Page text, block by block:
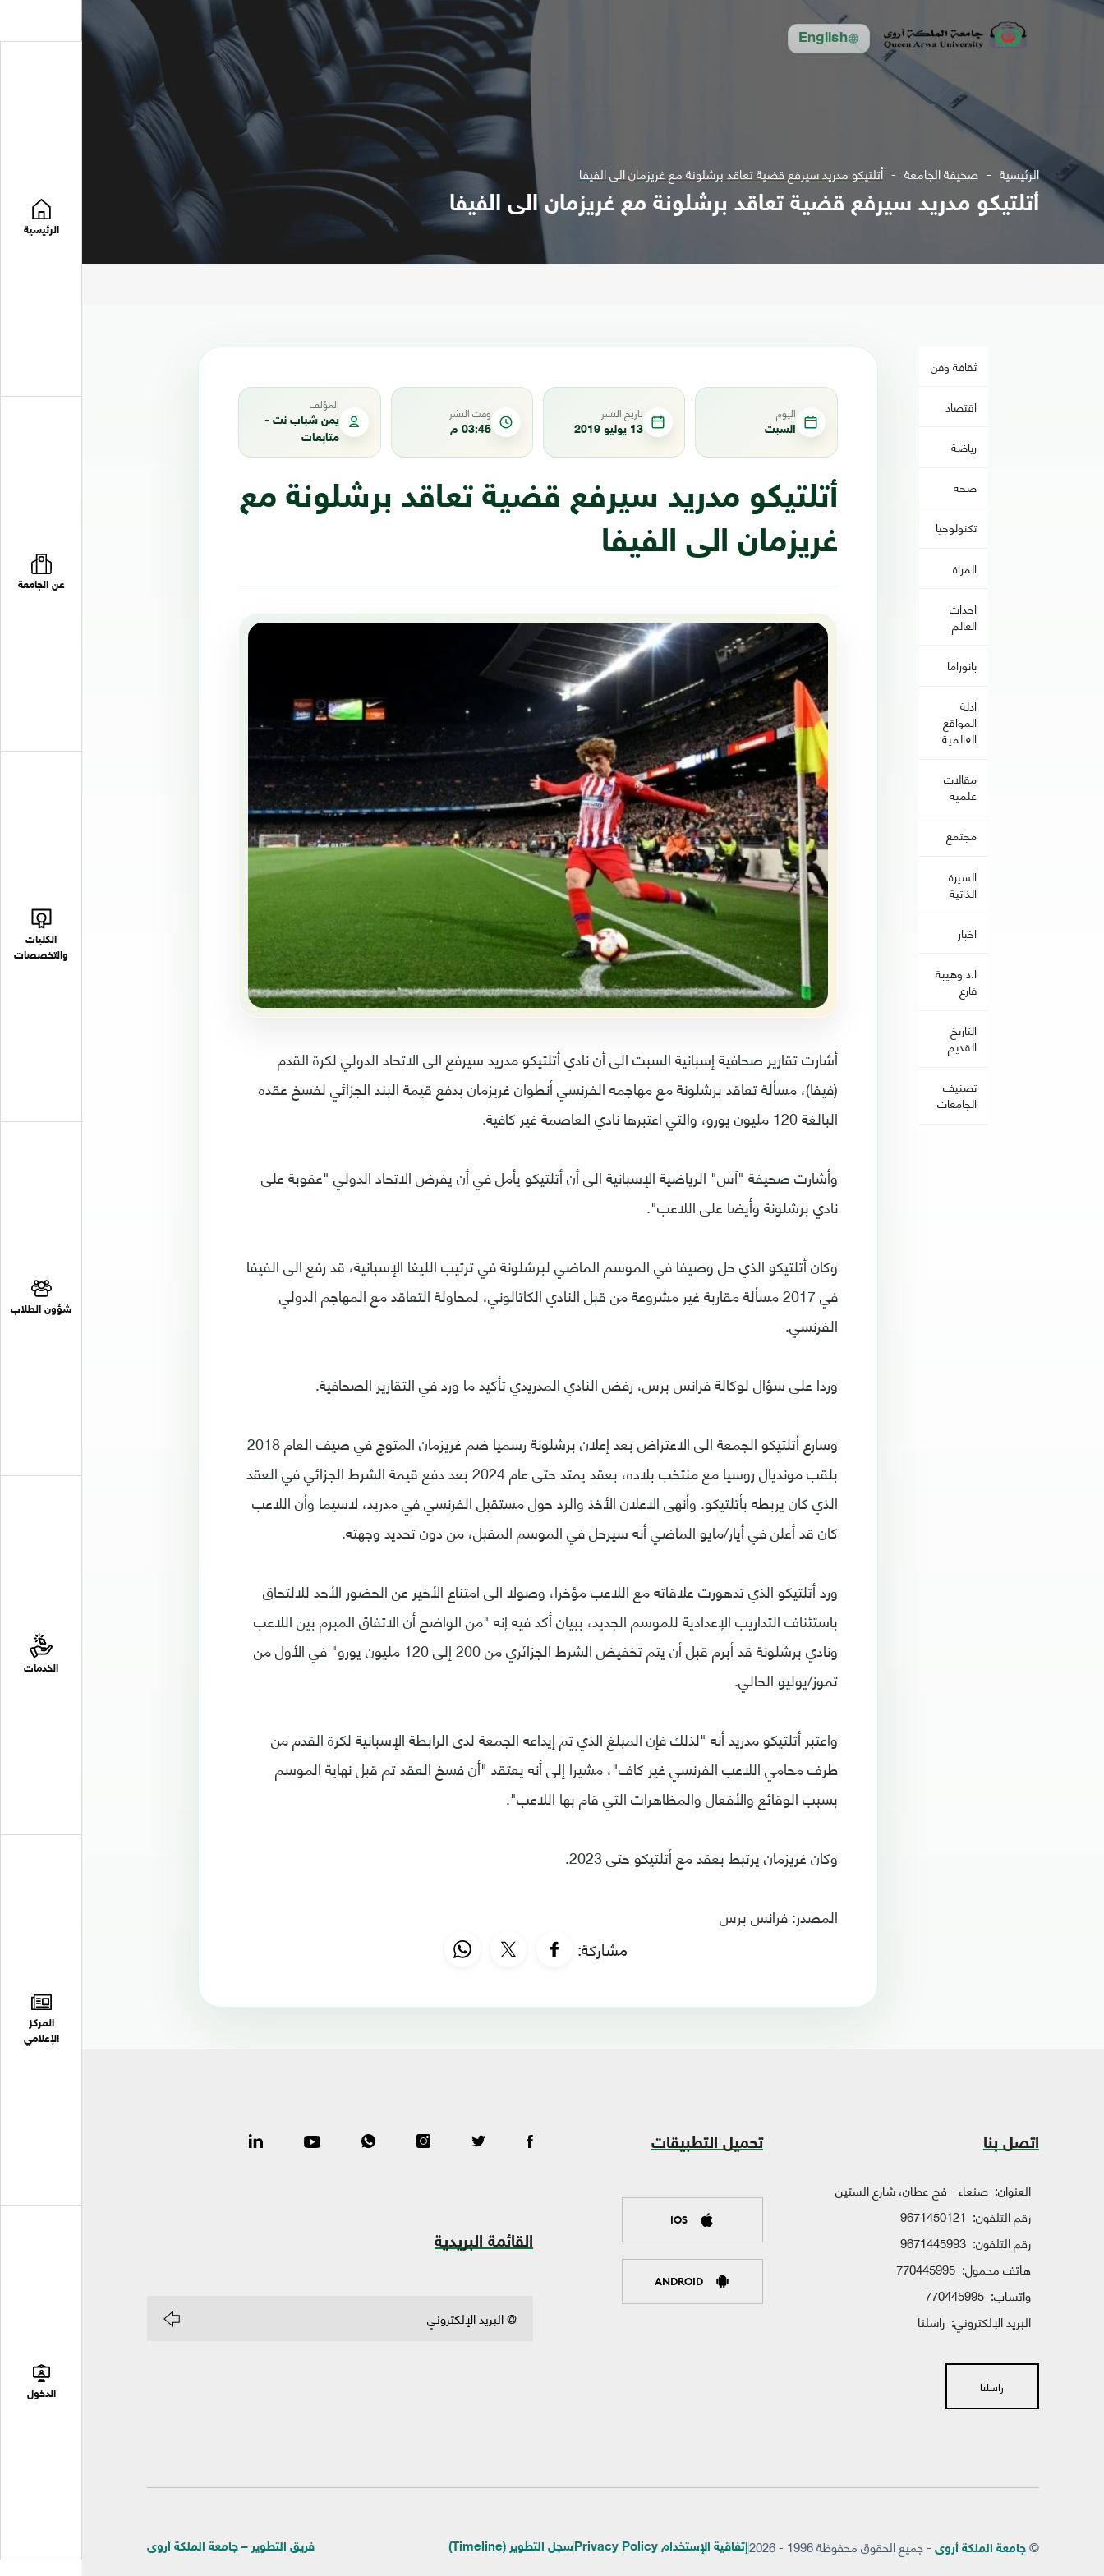
English
الرئيسية
عن الجامعة
الكليات
والتخصصات
شؤون الطلاب
الخدمات
المركز
الإعلامي
الدخول
الرئيسية صحيفة الجامعة أتلتيكو مدريد سيرفع قضية تعاقد برشلونة مع غريزمان الى الفيفا
أتلتيكو مدريد سيرفع قضية تعاقد برشلونة مع غريزمان الى الفيفا
ثقافة وفن
اقتصاد
رياضة
صحه
تكنولوجيا
المراة
احداث
العالم
بانوراما
ادلة
المواقع
العالمية
مقالات
علمية
مجتمع
السيرة
الذاتية
اخبار
ا.د وهيبة
فارع
التاريخ
القديم
تصنيف
الجامعات
اليوم
السبت
تاريخ النشر
13 يوليو 2019
وقت النشر
03:45 م
المؤلف
يمن شباب نت -
متابعات
أتلتيكو مدريد سيرفع قضية تعاقد برشلونة مع
غريزمان الى الفيفا
أشارت تقارير صحافية إسبانية السبت الى أن نادي أتلتيكو مدريد سيرفع الى الاتحاد الدولي لكرة القدم
(فيفا)، مسألة تعاقد برشلونة مع مهاجمه الفرنسي أنطوان غريزمان بدفع قيمة البند الجزائي لفسخ عقده
البالغة 120 مليون يورو، والتي اعتبرها نادي العاصمة غير كافية.
وأشارت صحيفة "آس" الرياضية الإسبانية الى أن أتلتيكو يأمل في أن يفرض الاتحاد الدولي "عقوبة على
نادي برشلونة وأيضا على اللاعب".
وكان أتلتيكو الذي حل وصيفا في الموسم الماضي لبرشلونة في ترتيب الليغا الإسبانية، قد رفع الى الفيفا
في 2017 مسألة مقاربة غير مشروعة من قبل النادي الكاتالوني، لمحاولة التعاقد مع المهاجم الدولي
الفرنسي.
وردا على سؤال لوكالة فرانس برس، رفض النادي المدريدي تأكيد ما ورد في التقارير الصحافية.
وسارع أتلتيكو الجمعة الى الاعتراض بعد إعلان برشلونة رسميا ضم غريزمان المتوج في صيف العام 2018
بلقب مونديال روسيا مع منتخب بلاده، بعقد يمتد حتى عام 2024 بعد دفع قيمة الشرط الجزائي في العقد
الذي كان يربطه بأتلتيكو. وأنهى الاعلان الأخذ والرد حول مستقبل الفرنسي في مدريد، لاسيما وأن اللاعب
كان قد أعلن في أيار/مايو الماضي أنه سيرحل في الموسم المقبل، من دون تحديد وجهته.
ورد أتلتيكو الذي تدهورت علاقاته مع اللاعب مؤخرا، وصولا الى امتناع الأخير عن الحضور الأحد للالتحاق
باستئناف التداريب الإعدادية للموسم الجديد، ببيان أكد فيه إنه "من الواضح أن الاتفاق المبرم بين اللاعب
ونادي برشلونة قد أبرم قبل أن يتم تخفيض الشرط الجزائري من 200 إلى 120 مليون يورو" في الأول من
تموز/يوليو الحالي.
واعتبر أتلتيكو مدريد أنه "لذلك فإن المبلغ الذي تم إيداعه الجمعة لدى الرابطة الإسبانية لكرة القدم من
طرف محامي اللاعب الفرنسي غير كاف"، مشيرا إلى أنه يعتقد "أن فسخ العقد تم قبل نهاية الموسم
بسبب الوقائع والأفعال والمظاهرات التي قام بها اللاعب".
وكان غريزمان يرتبط بعقد مع أتلتيكو حتى 2023.
المصدر: فرانس برس
مشاركة:
اتصل بنا
العنوان: صنعاء - فج عطان، شارع الستين
رقم التلفون: 9671450121
رقم التلفون: 9671445993
هاتف محمول: 770445995
واتساب: 770445995
البريد الإلكتروني: راسلنا
راسلنا
تحميل التطبيقات
IOS
ANDROID
القائمة البريدية
©جامعة الملكة أروى - جميع الحقوق محفوظة 1996 - 2026 إتفاقية الإستخدام Privacy Policy سجل التطوير (Timeline) فريق التطوير – جامعة الملكة أروى